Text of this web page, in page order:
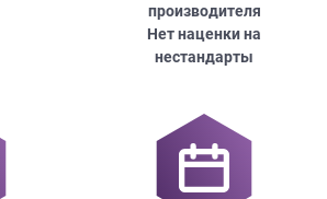
производителя
Нет наценки на
нестандарты